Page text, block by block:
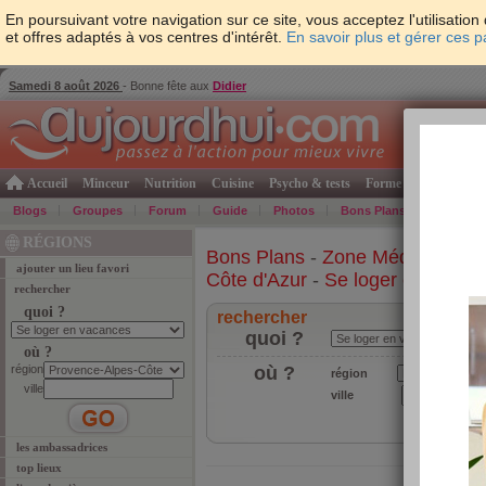
En poursuivant votre navigation sur ce site, vous acceptez
et offres adaptés à vos centres d'intérêt. En savoir plus et gérer ces
Samedi 8 août 2026 - Bonne fête aux Didier
Accueil Minceur Nutrition Cuisine Psycho & tests Forme & santé
Blogs Groupes Forum Guide Photos Bons Plans
RÉGIONS
ajouter un lieu favori
rechercher
quoi ?
où ?
région
ville
les ambassadrices
top lieux
Bons Plans - Zone Méditerranée
Côte d'Azur - Se loger en
rechercher
quoi ?
où ?
région
ville